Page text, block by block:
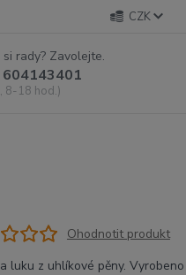
CZK
rady? Zavolejte.
8-18 hod.)
Ohodnotit produkt
luku z uhlíkové pěny.